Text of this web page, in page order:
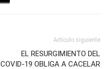
Artículo siguiente
EL RESURGIMIENTO DEL
COVID-19 OBLIGA A CACELAR